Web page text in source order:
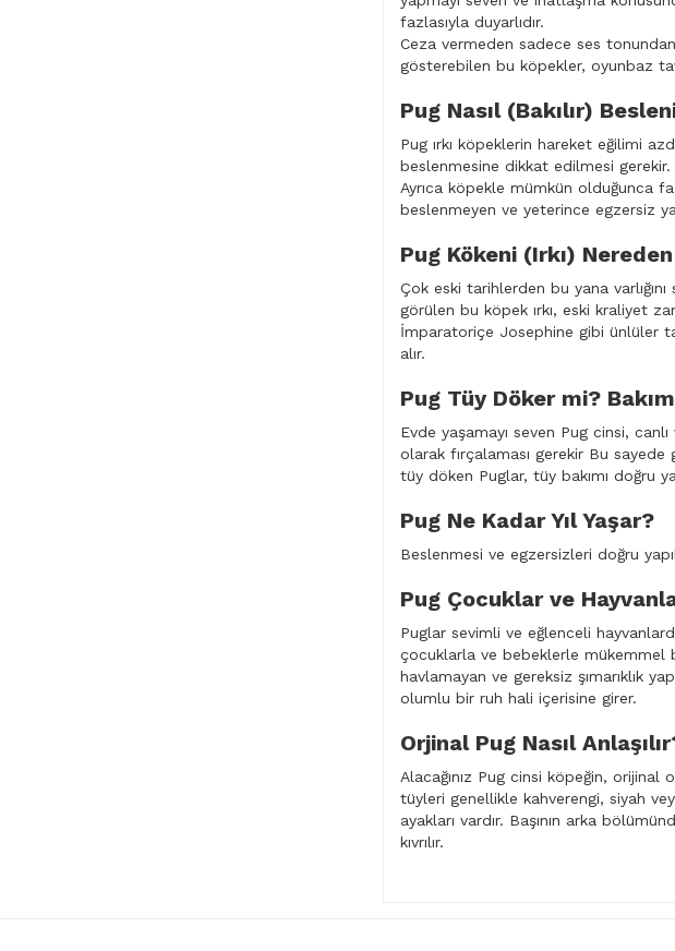
fazlasıyla duyarlıdır.
Ceza vermeden sadece ses
gösterebilen bu köpekler, oyunbaz
Pug Nasıl (Bakılır)
Pug ırkı köpeklerin hareket eğilimi
beslenmesine dikkat edilmesi
Ayrıca köpekle mümkün olduğunca
beslenmeyen ve yeterince egzersiz
Pug Kökeni (Irkı)
Çok eski tarihlerden bu yana
görülen bu köpek ırkı, eski kraliyet
İmparatoriçe Josephine gibi ünlüler
alır.
Pug Tüy Döker mi?
Evde yaşamayı seven Pug cinsi,
olarak fırçalaması gerekir Bu
tüy döken Puglar, tüy bakımı doğru
Pug Ne Kadar Yıl Yaşar?
Beslenmesi ve egzersizleri doğru
Pug Çocuklar ve
Puglar sevimli ve eğlenceli
çocuklarla ve bebeklerle mükemmel
havlamayan ve gereksiz şımarıklık
olumlu bir ruh hali içerisine girer.
Orjinal Pug Nasıl
Alacağınız Pug cinsi köpeğin,
tüyleri genellikle kahverengi, siyah
ayakları vardır. Başının arka
kıvrılır.